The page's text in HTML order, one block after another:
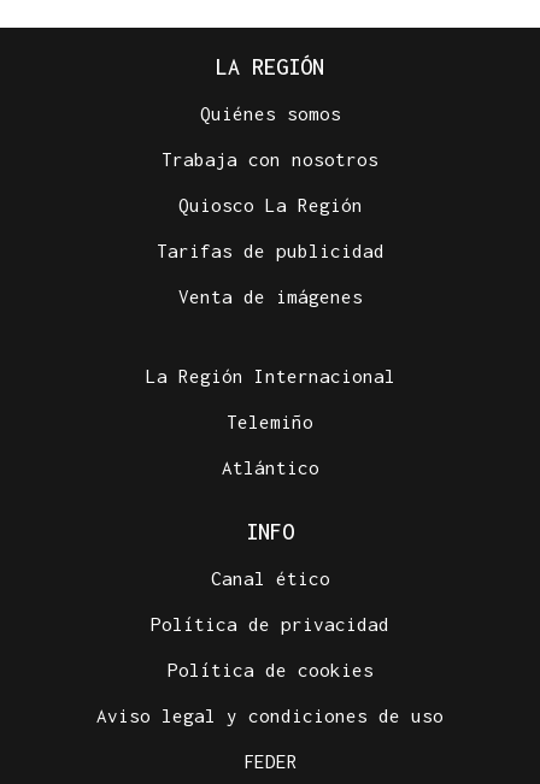
LA REGIÓN
Quiénes somos
Trabaja con nosotros
Quiosco La Región
Tarifas de publicidad
Venta de imágenes
La Región Internacional
Telemiño
Atlántico
INFO
Canal ético
Política de privacidad
Política de cookies
Aviso legal y condiciones de uso
FEDER